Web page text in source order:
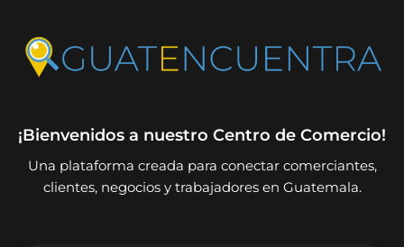
¡Bienvenidos a nuestro Centro de Comercio!
Una plataforma creada para conectar comerciantes,
clientes, negocios y trabajadores en Guatemala.